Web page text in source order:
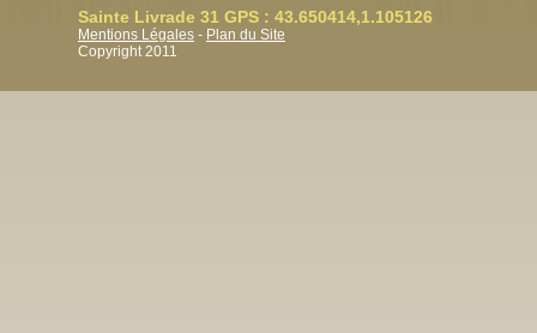
Sainte Livrade 31 GPS : 43.650414,1.105126
Mentions Légales - Plan du Site
Copyright 2011